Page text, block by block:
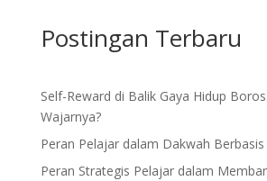
Postingan Terbaru
Self-Reward di Balik Gaya Hidup
Wajarnya?
Peran Pelajar dalam Dakwah
Peran Strategis Pelajar dalam